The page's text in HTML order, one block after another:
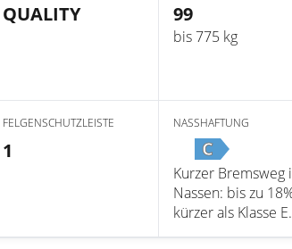
QUALITY 99
bis 775 kg
FELGENSCHUTZLEISTE
1
NASSHAFTUNG
C
Kurzer Bremsweg
Nassen: bis zu
kürzer als Klasse E.